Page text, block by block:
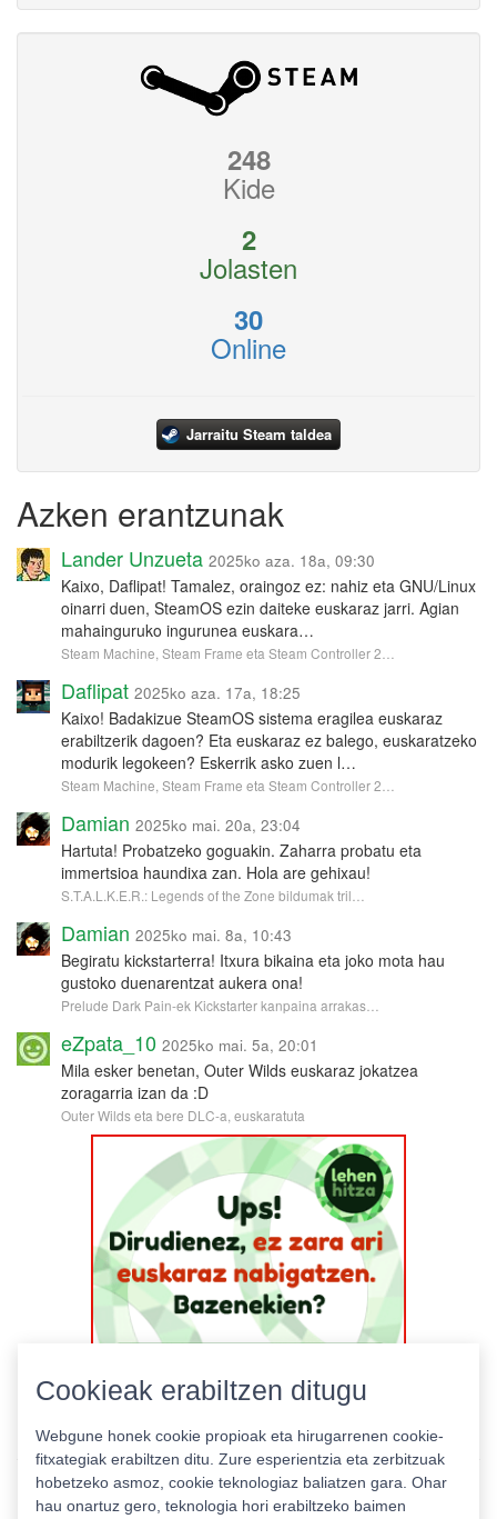
248
Kide
2
Jolasten
30
Online
Jarraitu Steam taldea
Azken erantzunak
Lander Unzueta 2025ko aza. 18a, 09:30
Kaixo, Daflipat! Tamalez, oraingoz ez: nahiz eta GNU/Linux
oinarri duen, SteamOS ezin daiteke euskaraz jarri. Agian
mahainguruko ingurunea euskara…
Steam Machine, Steam Frame eta Steam Controller 2…
Daflipat 2025ko aza. 17a, 18:25
Kaixo! Badakizue SteamOS sistema eragilea euskaraz
erabiltzerik dagoen? Eta euskaraz ez balego, euskaratzeko
modurik legokeen? Eskerrik asko zuen l…
Steam Machine, Steam Frame eta Steam Controller 2…
Damian 2025ko mai. 20a, 23:04
Hartuta! Probatzeko goguakin. Zaharra probatu eta
immertsioa haundixa zan. Hola are gehixau!
S.T.A.L.K.E.R.: Legends of the Zone bildumak tril…
Damian 2025ko mai. 8a, 10:43
Begiratu kickstarterra! Itxura bikaina eta joko mota hau
gustoko duenarentzat aukera ona!
Prelude Dark Pain-ek Kickstarter kanpaina arrakas…
eZpata_10 2025ko mai. 5a, 20:01
Mila esker benetan, Outer Wilds euskaraz jokatzea
zoragarria izan da :D
Outer Wilds eta bere DLC-a, euskaratuta
Cookieak erabiltzen ditugu
Webgune honek cookie propioak eta hirugarrenen cookie-
fitxategiak erabiltzen ditu. Zure esperientzia eta zerbitzuak
hobetzeko asmoz, cookie teknologiaz baliatzen gara. Ohar
hau onartuz gero, teknologia hori erabiltzeko baimen